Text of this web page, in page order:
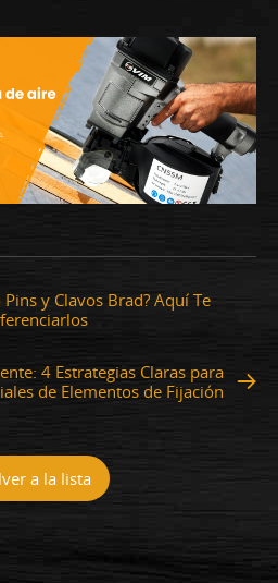
y Clavos Brad? Aquí Te
4 Estrategias Claras para
de Elementos de Fijación
a la lista